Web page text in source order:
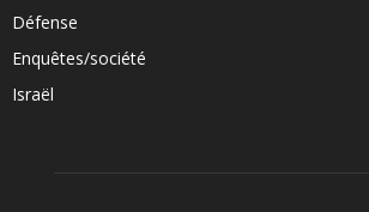
Défense
Enquêtes/société
Israël